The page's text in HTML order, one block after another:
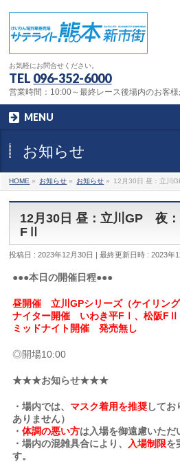
お気軽にお問合せください。
TEL 096-352-6000
営業時間：10:00～最終レース後場内のお客
MENU
お知らせ
HOME » お知らせ » お知らせ » 12月30日 昼：立川
12月30日 昼：立川GP 夜
FⅡ
投稿日 : 2023年12月30日 最終更新日時 : 2023年
●●●本日の開催日程●●●
昼開催 立川GPシリーズ（ケイリング
ナイター開催 いわき平FⅠ、松阪FⅡ
ミッドナイト開催 発売無し
◎開場10:00
★★★お知らせ★★★
・場内では、 マスク着用を推奨してお
ありません）
・体調の悪い方は入場を御遠慮いただ
・場内の混雑具合により、
入場制限を
す。